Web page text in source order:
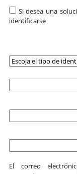
Si desea una
identificarse
El correo